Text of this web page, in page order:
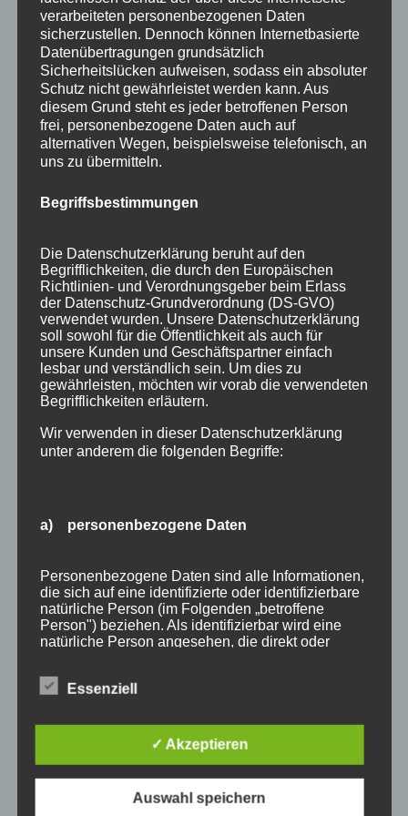
März 2017
November 2016
August 2016
Juli 2016
Juni 2016
Mai 2016
Februar 2016
Januar 2016
November 2015
September 2015
August 2015
Juli 2015
Juni 2015
allgäu Allgäuer Festwoche
angebote ausstellung bayern echtholz
einzelanfertigungen firmenschilder gelasert
geschenk geschenkartikel geschenkidee handwerk
holzgeschenke
kempten laser lasergravur lasergravuren messe
post schild schilder
verarbeiteten personenbezogenen Daten
sicherzustellen. Dennoch können Internetbasierte
Datenübertragungen grundsätzlich
Sicherheitslücken aufweisen, sodass ein absoluter
Schutz nicht gewährleistet werden kann. Aus
diesem Grund steht es jeder betroffenen Person
frei, personenbezogene Daten auch auf
alternativen Wegen, beispielsweise telefonisch, an
uns zu übermitteln.
Begriffsbestimmungen
Die Datenschutzerklärung beruht auf den
Begrifflichkeiten, die durch den Europäischen
Richtlinien- und Verordnungsgeber beim Erlass
der Datenschutz-Grundverordnung (DS-GVO)
verwendet wurden. Unsere Datenschutzerklärung
soll sowohl für die Öffentlichkeit als auch für
unsere Kunden und Geschäftspartner einfach
lesbar und verständlich sein. Um dies zu
gewährleisten, möchten wir vorab die verwendeten
Begrifflichkeiten erläutern.
Wir verwenden in dieser Datenschutzerklärung
unter anderem die folgenden Begriffe:
a) personenbezogene Daten
Personenbezogene Daten sind alle Informationen,
die sich auf eine identifizierte oder identifizierbare
natürliche Person (im Folgenden „betroffene
Person") beziehen. Als identifizierbar wird eine
natürliche Person angesehen, die direkt oder
Kennung wie einem Namen, zu einer
Kennnummer, zu Standortdaten, zu einer Online-
besonderen Merkmalen, die Ausdruck der
physischen, physiologischen, genetischen,
psychischen, wirtschaftlichen, kulturellen oder
identifiziert werden kann.
Essenziell
✓ Akzeptieren
Auswahl speichern